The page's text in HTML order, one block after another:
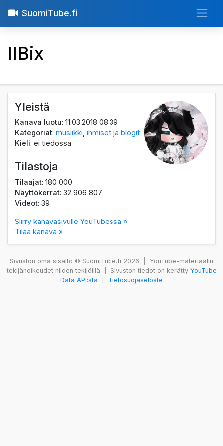
SuomiTube.fi
IIBix
Yleistä
Kanava luotu: 11.03.2018 08:39
Kategoriat:musiikki ,ihmiset ja blogit
Kieli: ei tiedossa
Tilastoja
Tilaajat: 180 000
Näyttökerrat: 32 906 807
Videot: 39
Siirry kanavasivulle YouTubessa »
Tilaa kanava »
Sivuston oma sisältö © SuomiTube.fi 2026
YouTube-materiaalin
tekijänoikeudet niiden tekijöillä
Sivuston tiedot on kerätty YouTube
Data API:sta
Tietosuojaseloste